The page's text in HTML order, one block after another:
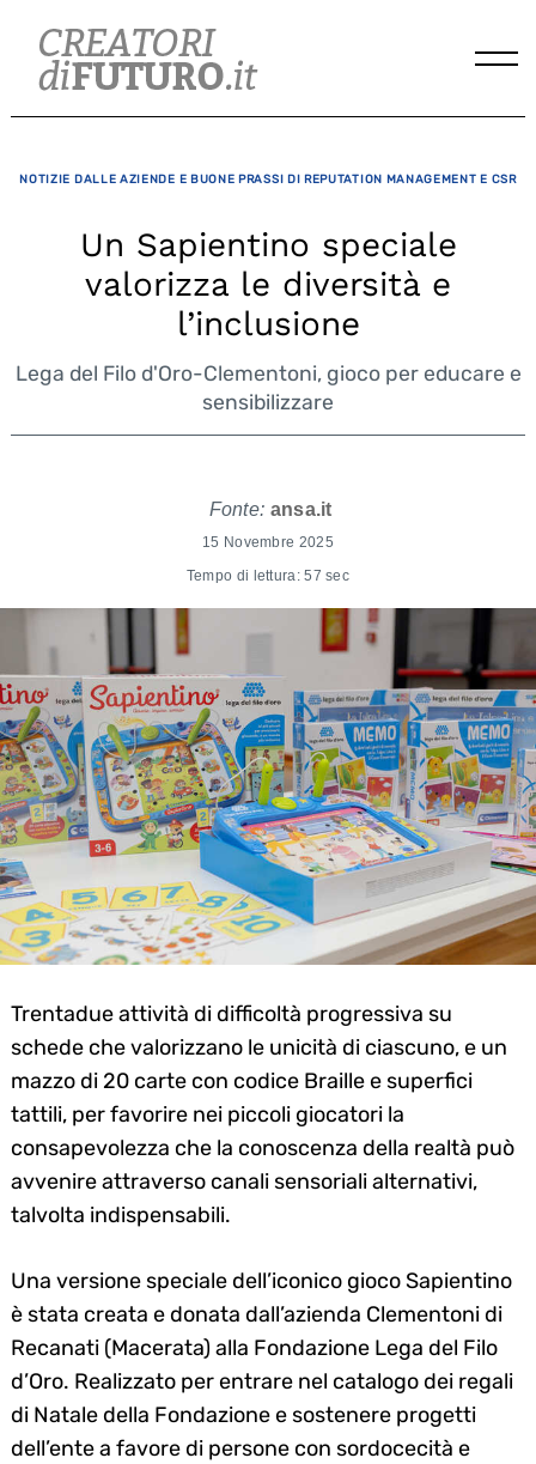
content
NOTIZIE DALLE AZIENDE E BUONE PRASSI DI REPUTATION MANAGEMENT E CSR
Un Sapientino speciale
valorizza le diversità e
l’inclusione
Lega del Filo d'Oro-Clementoni, gioco per educare e
sensibilizzare
Fonte: ansa.it
15 Novembre 2025
Tempo di lettura: 57 sec
Trentadue attività di difficoltà progressiva su
schede che valorizzano le unicità di ciascuno, e un
mazzo di 20 carte con codice Braille e superfici
tattili, per favorire nei piccoli giocatori la
consapevolezza che la conoscenza della realtà può
avvenire attraverso canali sensoriali alternativi,
talvolta indispensabili.
Una versione speciale dell’iconico gioco Sapientino
è stata creata e donata dall’azienda Clementoni di
Recanati (Macerata) alla Fondazione Lega del Filo
d’Oro. Realizzato per entrare nel catalogo dei regali
di Natale della Fondazione e sostenere progetti
dell’ente a favore di persone con sordocecità e